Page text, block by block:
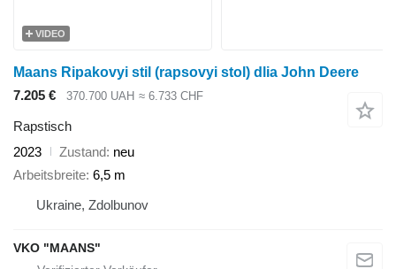
VIDEO
Maans Ripakovyi stil (rapsovyi stol) dlia John Deere
7.205 €
370.700 UAH ≈ 6.733 CHF
Rapstisch
2023
Zustand neu
Arbeitsbreite 6,5 m
Ukraine, Zdolbunov
VKO "MAANS"